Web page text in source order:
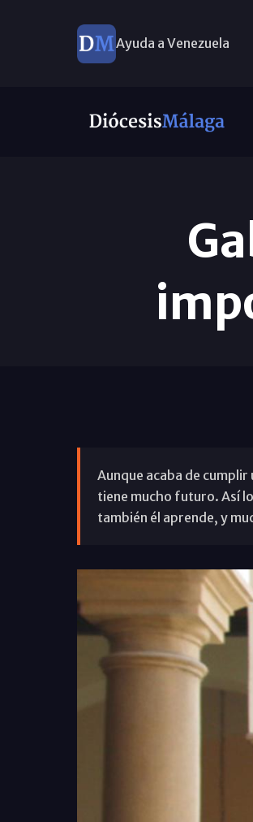
Ayuda a Venezuela
Aunque acaba de
tiene mucho futuro. Así
también él aprende, y